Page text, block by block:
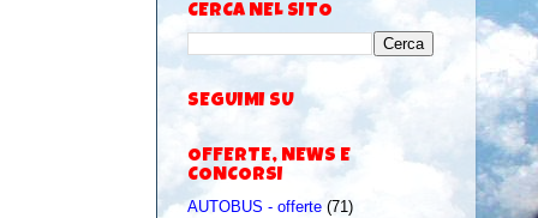
CERCA NEL SITO
SEGUIMI SU
OFFERTE, NEWS E
CONCORSI
AUTOBUS - offerte (71)